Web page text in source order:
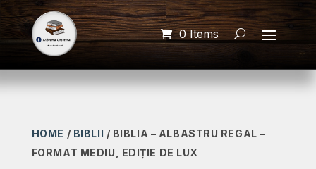
0 Items
HOME / BIBLII / BIBLIA – ALBASTRU REGAL –
FORMAT MEDIU, EDIȚIE DE LUX